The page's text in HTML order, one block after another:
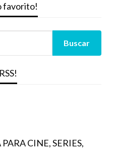
favorito!
CINE, SERIES,